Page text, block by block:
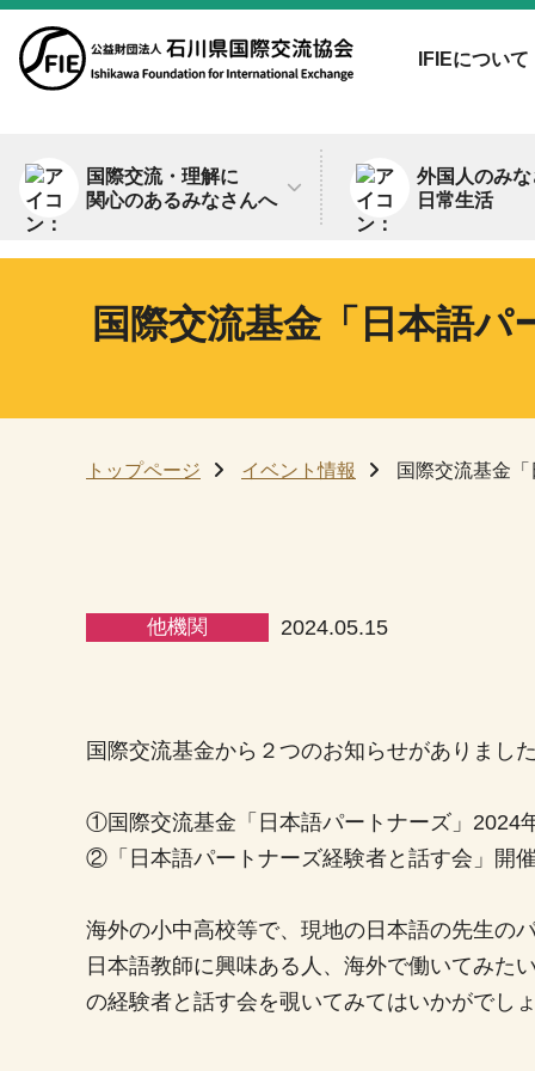
IFIEについて
国際交流・理解に
関心のあるみなさんへ
外国人のみ
日常生活
国際交流基金「日本語
トップページ イベント情報 国際交流基金
他機関 2024.05.15
国際交流基金から２つのお知らせがありまし
①国際交流基金「日本語パートナーズ」2024
②「日本語パートナーズ経験者と話す会」開
海外の小中高校等で、現地の日本語の先生の
日本語教師に興味ある人、海外で働いてみ
の経験者と話す会を覗いてみてはいかがでし